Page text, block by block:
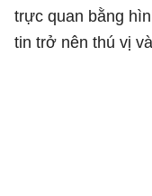
trực quan bằng
tin trở nên thú vị